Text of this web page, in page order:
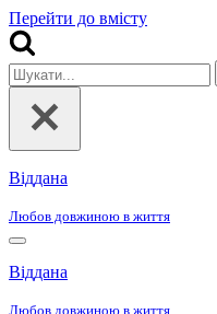
Перейти до вмісту
Шукати...
Віддана
Любов довжиною в життя
Меню
навігації
Віддана
Любов довжиною в життя